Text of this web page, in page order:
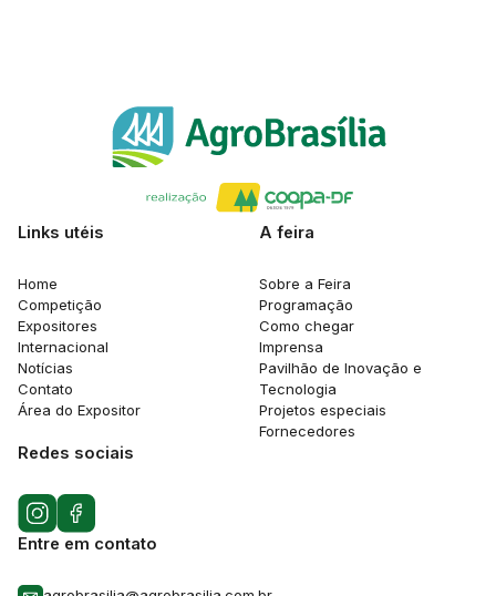
Links utéis
Home
Competição
Expositores
Internacional
Notícias
Contato
Área do Expositor
A feira
Sobre a Feira
Programação
Como chegar
Imprensa
Pavilhão de Inovação e
Tecnologia
Projetos especiais
Fornecedores
Redes sociais
Entre em contato